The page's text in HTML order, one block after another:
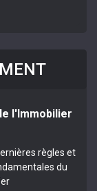
l'Immobilier
règles et
du